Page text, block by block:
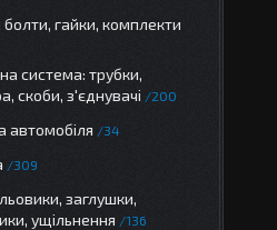
болти, гайки, комплекти
система: трубки,
скоби, з'єднувачі
200
автомобіля 34
309
заглушки,
ущільнення
136